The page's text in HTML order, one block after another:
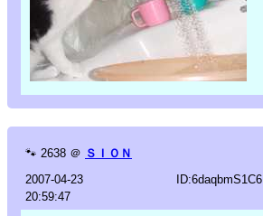
🐾 2638 ＠ ＳＩＯＮ
2007-04-23
20:59:47
ID:6daqbmS1C6